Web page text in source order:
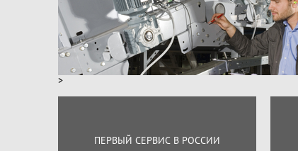
>
ПЕРВЫЙ СЕРВИС В РОССИИ